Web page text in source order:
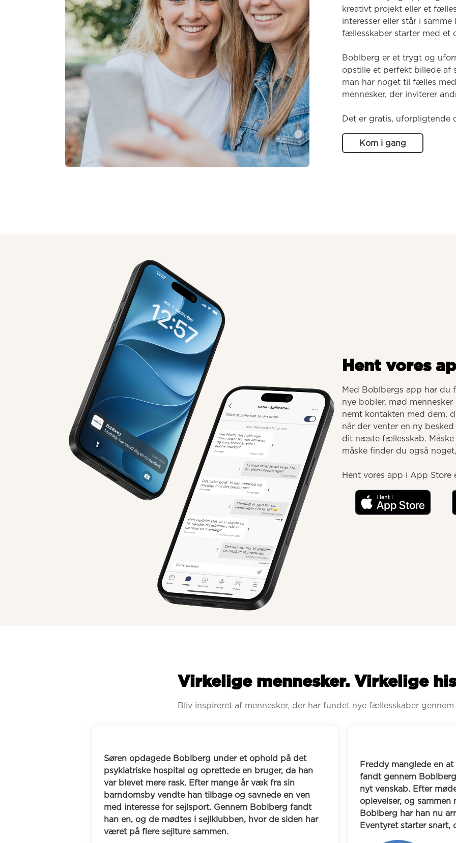
kreativt projekt eller et
interesser eller står i
fællesskaber starter med et
Boblberg er et trygt og
opstille et perfekt billede af
man har noget til fælles
mennesker, der inviterer
Det er gratis, uforpligtende
Kom i gang
Hent vores
Med Boblbergs app har du
nye bobler, mød
nemt kontakten med dem,
når der venter en ny
dit næste fællesskab. Måske
måske finder du også
Hent vores app i App Store
Virkelige mennesker. Virkelige
Bliv inspireret af mennesker, der har fundet nye fællesskaber
hvor de siden har
Freddy manglede en at spille guitar og synge med og
fandt gennem Boblberg Claus, som blev starten på et
nyt venskab. Efter mødet fik han blod på tanden til nye
oplevelser, og sammen med Claus og fem andre fra
Boblberg har han nu arrangeret en tur til Caribien.
Eventyret starter snart, og alle glæder sig.
Mia
og familie
en kvinde
hinanden
mødtes til